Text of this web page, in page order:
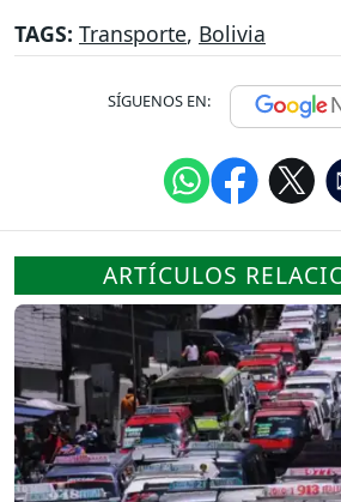
TAGS: Transporte, Bolivia
SÍGUENOS EN:
ARTÍCULOS